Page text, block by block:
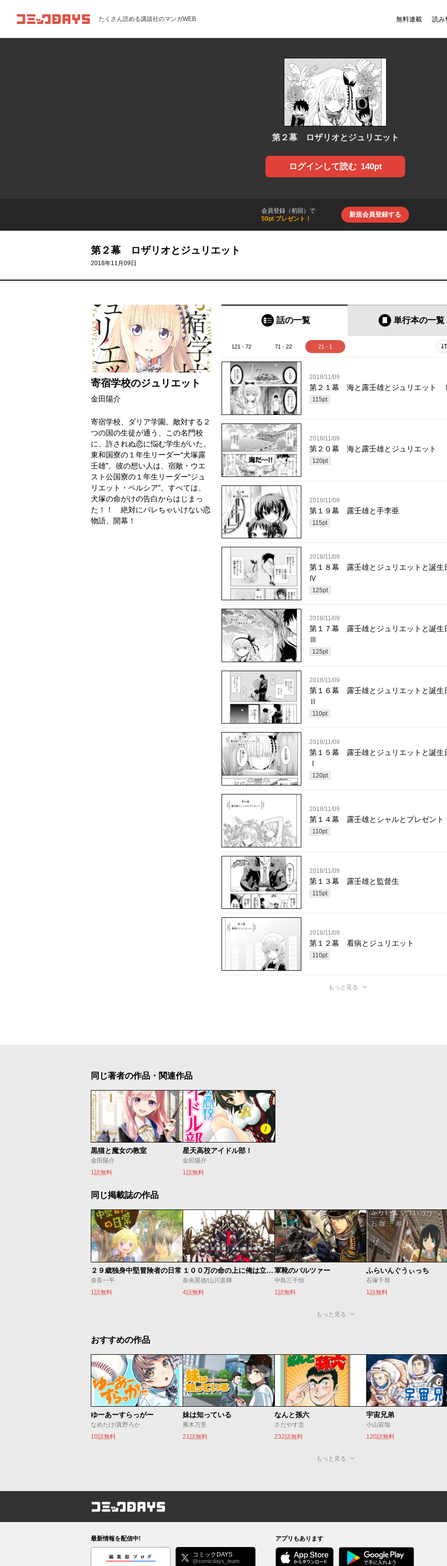
コミックDAYS たくさん読める講談社のマンガWEB 無料連載 読み
第２幕 ロザリオとジュリエット
ログインして読む 140pt
会員登録（初回）で
50pt プレゼント！
新規会員登録する
第２幕 ロザリオとジュリエット
2018年11月09日
寄宿学校のジュリエット
金田陽介
寄宿学校、ダリア学園。敵対する２
つの国の生徒が通う、この名門校
に、許されぬ恋に悩む学生がいた。
東和国寮の１年生リーダー“犬塚露
壬雄”。彼の想い人は、宿敵・ウエ
スト公国寮の１年生リーダー“ジュ
リエット・ペルシア”。すべては、
犬塚の命がけの告白からはじまっ
た！！ 絶対にバレちゃいけない恋
物語、開幕！
話の一覧 単行本の一覧
121 - 72 71 - 22 21 - 1
2018/11/09
第２１幕 海と露壬雄とジュリエット
115pt
2018/11/09
第２０幕 海と露壬雄とジュリエット
120pt
2018/11/09
第１９幕 露壬雄と手李亜
115pt
2018/11/09
第１８幕 露壬雄とジュリエットと誕
Ⅳ
125pt
2018/11/09
第１７幕 露壬雄とジュリエットと誕
Ⅲ
125pt
2018/11/09
第１６幕 露壬雄とジュリエットと誕
Ⅱ
110pt
2018/11/09
第１５幕 露壬雄とジュリエットと誕
Ⅰ
120pt
2018/11/09
第１４幕 露壬雄とシャルとプレゼント
110pt
2018/11/09
第１３幕 露壬雄と監督生
115pt
2018/11/09
第１２幕 看病とジュリエット
110pt
もっと見る
同じ著者の作品・関連作品
黒猫と魔女の教室
金田陽介
1話無料
星天高校アイドル部！
金田陽介
1話無料
同じ掲載誌の作品
２９歳独身中堅冒険者の日常
奈良一平
1話無料
１００万の命の上に俺は立っている
奈央晃徳/山川直輝
4話無料
軍靴のバルツァー
中島三千恒
1話無料
ふらいんぐうぃっち
石塚千尋
1話無料
もっと見る
おすすめの作品
ゆーあーすらっがー
なめたけ/真野ろか
10話無料
妹は知っている
雁木万里
21話無料
なんと孫六
さだやす圭
232話無料
宇宙兄弟
小山宙哉
120話無料
もっと見る
コミックDAYS
最新情報を配信中!
編集部ブログ コミックDAYS
@comicdays_team
アプリもあります